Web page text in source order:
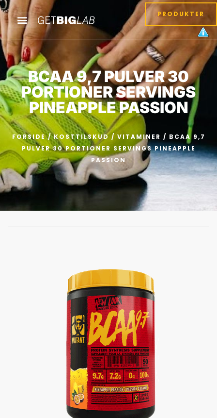
PRODUKTER
BCAA 9,7 PULVER 30
PORTIONER SERVINGS
PINEAPPLE PASSION
FORSIDE/KOSTTILSKUD/ VITAMINER / BCAA 9,7
PULVER 30 PORTIONER SERVINGS PINEAPPLE
PASSION